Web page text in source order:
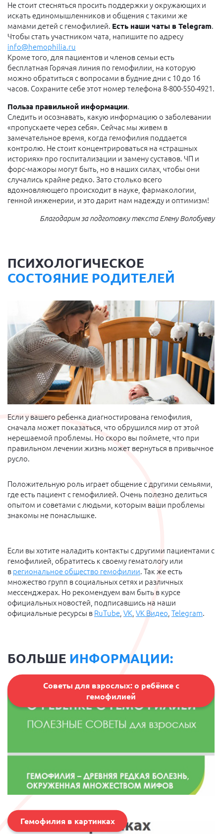
Не стоит стесняться просить поддержки у окружающих и
искать единомышленников и общения с такими же
мамами детей с гемофилией. Есть наши чаты в Telegram.
Чтобы стать участником чата, напишите по адресу
info@hemophilia.ru
Кроме того, для пациентов и членов семьи есть
бесплатная Горячая линия по гемофилии, на которую
можно обратиться с вопросами в будние дни с 10 до 16
часов. Сохраните себе этот номер телефона 8-800-550-4921.
Польза правильной информации.
Следить и осознавать, какую информацию о заболевании
«пропускаете через себя». Сейчас мы живем в
замечательное время, когда гемофилия поддается
контролю. Не стоит концентрироваться на «страшных
историях» про госпитализации и замену суставов. ЧП и
форс-мажоры могут быть, но в наших силах, чтобы они
случались крайне редко. Зато столько всего
вдохновляющего происходит в науке, фармакологии,
генной инженерии, и это дарит нам надежду и оптимизм!
Благодарим за подготовку текста Елену Волобуеву
ПСИХОЛОГИЧЕСКОЕ
СОСТОЯНИЕ РОДИТЕЛЕЙ
Если у вашего ребенка диагностирована гемофилия,
сначала может показаться, что обрушился мир от этой
нерешаемой проблемы. Но скоро вы поймете, что при
правильном лечении жизнь может вернуться в привычное
русло.
Положительную роль играет общение с другими семьями,
где есть пациент с гемофилией. Очень полезно делиться
опытом и советами с людьми, которым ваши проблемы
знакомы не понаслышке.
Если вы хотите наладить контакты с другими пациентами с
гемофилией, обратитесь к своему гематологу или
в региональное общество гемофилии. Так же есть
множество групп в социальных сетях и различных
мессенджерах. Но рекомендуем вам быть в курсе
официальных новостей, подписавшись на наши
официальные ресурсы в RuTube, VK, VK Видео, Telegram.
БОЛЬШЕ ИНФОРМАЦИИ:
Советы для взрослых: о ребёнке с
гемофилией
Гемофилия в картинках